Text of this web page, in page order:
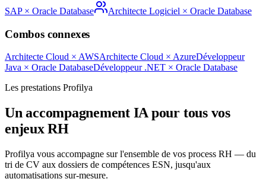
SAP× Oracle Database Architecte Logiciel × Oracle Database
Combos connexes
Architecte Cloud × AWSArchitecte Cloud × AzureDéveloppeur
Java × Oracle DatabaseDéveloppeur .NET × Oracle Database
Les prestations Profilya
Un accompagnement IA pour tous vos
enjeux RH
Profilya vous accompagne sur l'ensemble de vos process RH — du
tri de CV aux dossiers de compétences ESN, jusqu'aux
automatisations sur-mesure.